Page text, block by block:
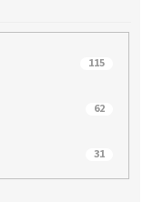
115
62
31